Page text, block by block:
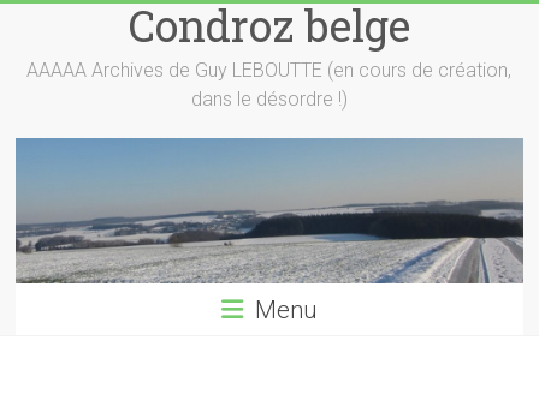
content
Condroz belge
AAAAA Archives de Guy LEBOUTTE (en cours de création,
dans le désordre !)
Menu